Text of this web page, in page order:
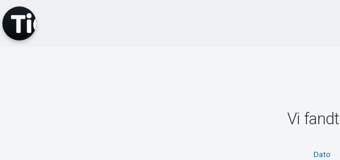
Vi fandt
Dato